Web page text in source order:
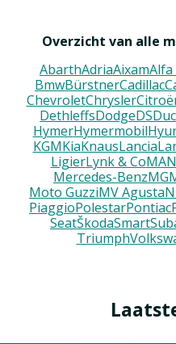
Overzicht van alle
AbarthAdriaAixamAlfa
BmwBürstnerCadillac
ChevroletChrysler
DethleffsDodgeDS
HymerHymermobil
KGMKiaKnausLancia
LigierLynk & CoMAN
Mercedes-BenzMG
Moto GuzziMV Agusta
PiaggioPolestarPontiac
SeatŠkodaSmart
Triumph